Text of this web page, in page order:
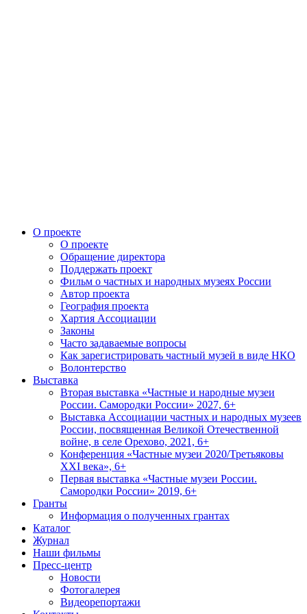
О проекте
О проекте
Обращение директора
Поддержать проект
Фильм о частных и народных музеях России
Автор проекта
География проекта
Хартия Ассоциации
Законы
Часто задаваемые вопросы
Как зарегистрировать частный музей в виде НКО
Волонтерство
Выставка
Вторая выставка «Частные и народные музеи
России. Самородки России» 2027, 6+
Выставка Ассоциации частных и народных музеев
России, посвященная Великой Отечественной
войне, в селе Орехово, 2021, 6+
Конференция «Частные музеи 2020/Третьяковы
XXI века», 6+
Первая выставка «Частные музеи России.
Самородки России» 2019, 6+
Гранты
Информация о полученных грантах
Каталог
Журнал
Наши фильмы
Пресс-центр
Новости
Фотогалерея
Видеорепортажи